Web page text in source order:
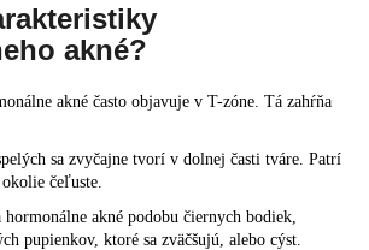
akné?
akné často objavuje v T-zóne. Tá zahŕňa
sa zvyčajne tvorí v dolnej časti tváre. Patrí
čeľuste.
akné podobu čiernych bodiek,
pupienkov, ktoré sa zväčšujú, alebo cýst.